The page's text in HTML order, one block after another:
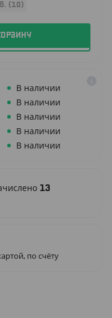
(10)
В наличии
В наличии
В наличии
В наличии
В наличии
13
по счёту